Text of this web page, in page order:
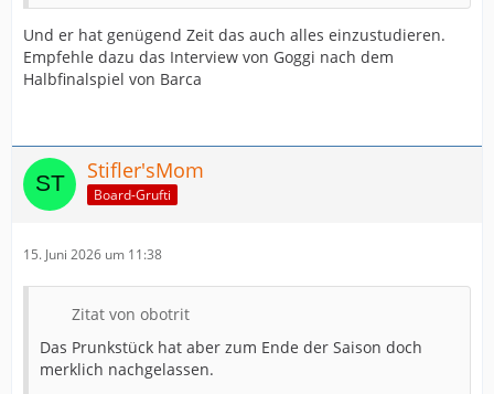
Und er hat genügend Zeit das auch alles einzustudieren.
Empfehle dazu das Interview von Goggi nach dem
Halbfinalspiel von Barca
Stifler'sMom
Board-Grufti
15. Juni 2026 um 11:38
Zitat von obotrit
Das Prunkstück hat aber zum Ende der Saison doch
merklich nachgelassen.